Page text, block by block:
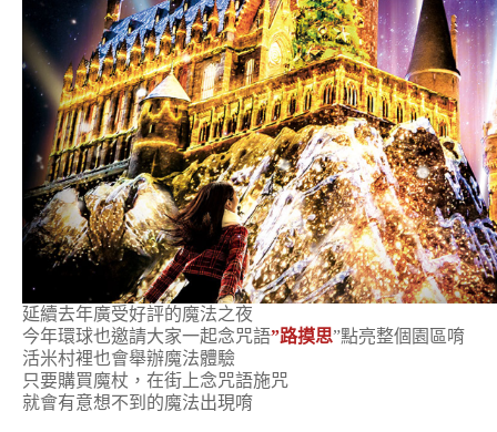
延續去年廣受好評的魔法之夜
今年環球也邀請大家一起念咒語”路摸思”點亮整個園區唷
活米村裡也會舉辦魔法體驗
只要購買魔杖，在街上念咒語施咒
就會有意想不到的魔法出現唷